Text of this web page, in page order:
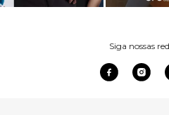
Siga nossas